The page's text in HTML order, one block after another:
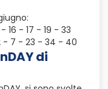
16 - 17 - 19 - 33
- 7 - 23 - 34 - 40
di